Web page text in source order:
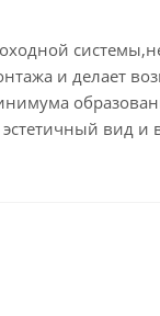
и делает
вид и